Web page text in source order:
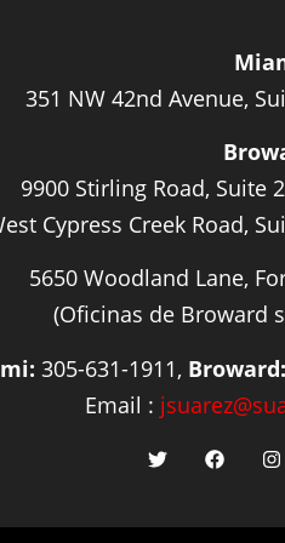
351 NW 42nd Avenue,
9900 Stirling Road, Suite
Cypress Creek Road,
5650 Woodland Lane,
(Oficinas de Broward
305-631-1911, Broward:
Email :